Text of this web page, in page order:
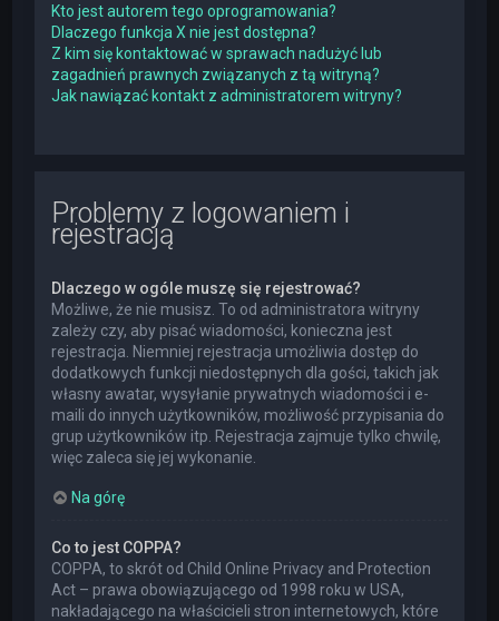
Kto jest autorem tego oprogramowania?
Dlaczego funkcja X nie jest dostępna?
Z kim się kontaktować w sprawach nadużyć lub
zagadnień prawnych związanych z tą witryną?
Jak nawiązać kontakt z administratorem witryny?
Problemy z logowaniem i
rejestracją
Dlaczego w ogóle muszę się rejestrować?
Możliwe, że nie musisz. To od administratora witryny
zależy czy, aby pisać wiadomości, konieczna jest
rejestracja. Niemniej rejestracja umożliwia dostęp do
dodatkowych funkcji niedostępnych dla gości, takich jak
własny awatar, wysyłanie prywatnych wiadomości i e-
maili do innych użytkowników, możliwość przypisania do
grup użytkowników itp. Rejestracja zajmuje tylko chwilę,
więc zaleca się jej wykonanie.
Na górę
Co to jest COPPA?
COPPA, to skrót od Child Online Privacy and Protection
Act – prawa obowiązującego od 1998 roku w USA,
nakładającego na właścicieli stron internetowych, które